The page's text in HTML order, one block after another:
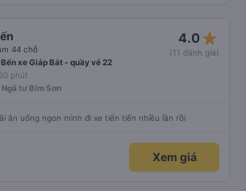
44 chỗ
4.0 star_rate
(11 đánh giá)
Bến xe Giáp Bát - quầy vé 22
phút
Ngã tư Bỉm Sơn
ăn uống ngon mình đi xe tiến tiến nhiều lần rồi
Xem giá